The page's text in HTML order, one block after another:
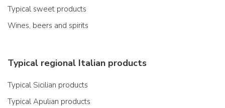
Typical sweet products
Wines, beers and spirits
Typical regional Italian products
Typical Sicilian products
Typical Apulian products